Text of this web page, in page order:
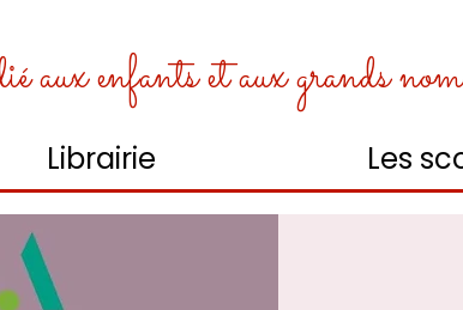
aux enfants et aux grands
Librairie Les